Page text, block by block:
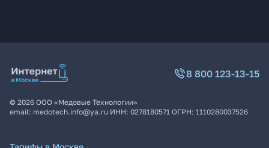
8 800 123-13-15
© 2026 ООО «Медовые Технологии»
email: medotech.info@ya.ru ИНН: 0278180571 ОГРН: 1110280037526